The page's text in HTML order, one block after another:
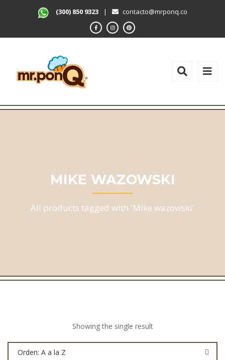
(300) 850 9323 | contacto@mrponq.co
MIKE WAZOWSKI
All products tagged with 'Mike wazowski'
Showing the single result
Orden: A a la Z